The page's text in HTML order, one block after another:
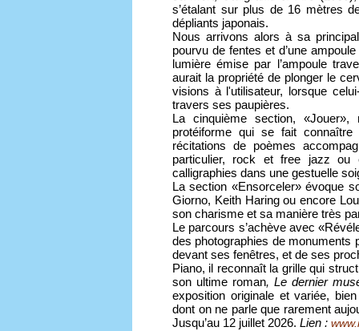
s’étalant sur plus de 16 mètres
dépliants japonais.
Nous arrivons alors à sa
pourvu de fentes et d’une
lumière émise par l’ampoule
aurait la propriété de plonger le
visions à l'utilisateur, lorsque
travers ses paupières.
La cinquième section,
protéiforme qui se fait
récitations de poèmes
particulier, rock et free jazz ou
calligraphies dans une gestuelle
La section «Ensorceler» évoque
Giorno, Keith Haring ou encore
son charisme et sa manière très
Le parcours s’achève avec
des photographies de monuments
devant ses fenêtres, et de ses
Piano, il reconnaît la grille qui
son ultime roman, Le dernier
exposition originale et variée,
dont on ne parle que rarement
Jusqu’au 12 juillet 2026. Lien :